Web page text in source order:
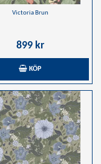
Victoria Brun
899 kr
KÖP